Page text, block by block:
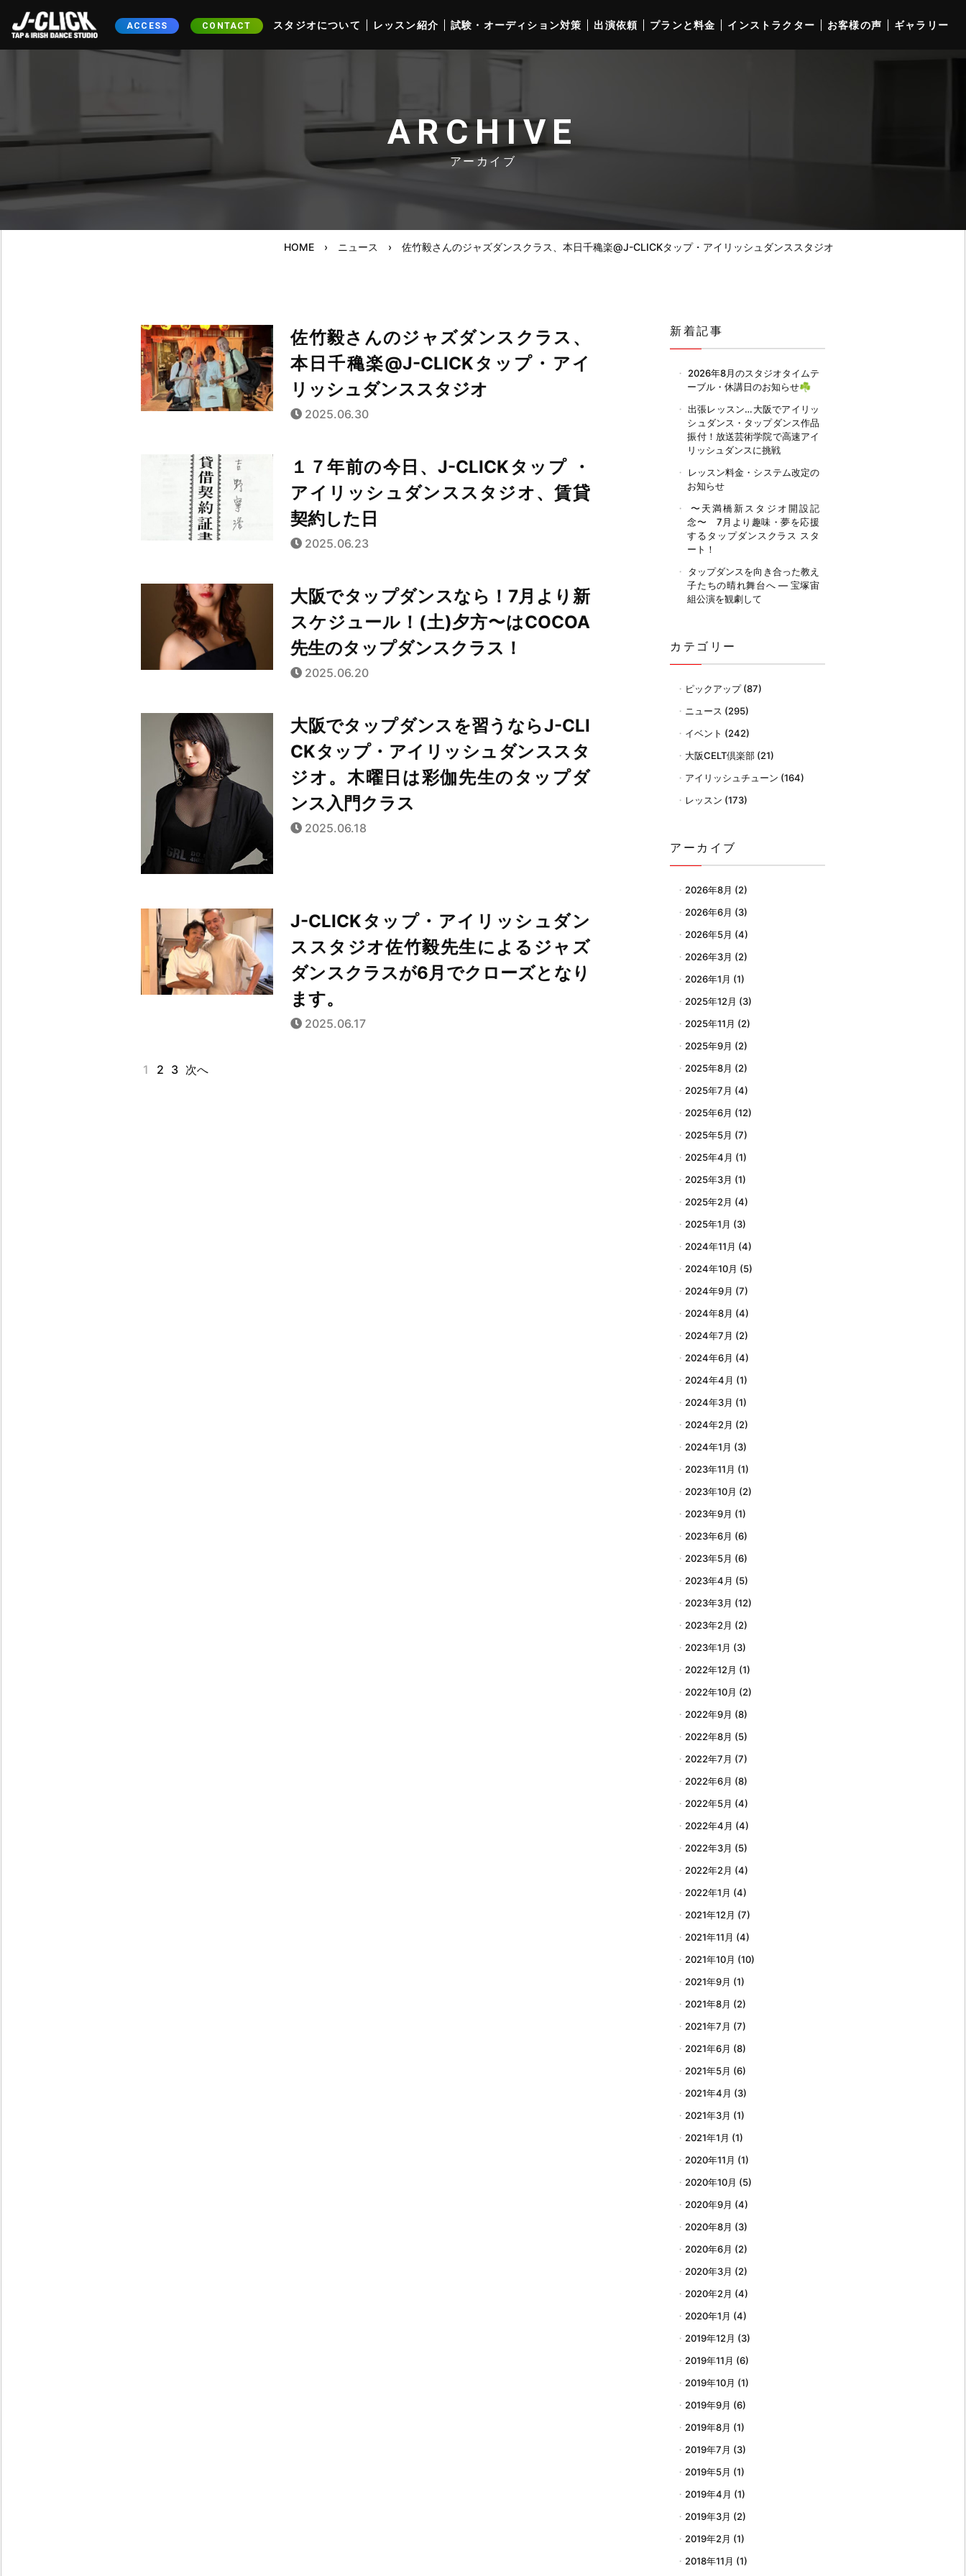
ACCESS CONTACT スタジオについて レッスン紹介 試験・オーディション対策 出演依頼 プランと料金 インストラクター お客様の声 ギャラリー
ARCHIVE
アーカイブ
HOME › ニュース › 佐竹毅さんのジャズダンスクラス、本日千穐楽@J-CLICKタップ・アイリッシュダンススタジオ
佐竹毅さんのジャズダンスクラス、
本日千穐楽@J-CLICKタップ・アイ
リッシュダンススタジオ
2025.06.30
１７年前の今日、J-CLICKタップ ・
アイリッシュダンススタジオ、賃貸
契約した日
2025.06.23
大阪でタップダンスなら！7月より新
スケジュール！(土)夕方〜はCOCOA
先生のタップダンスクラス！
2025.06.20
大阪でタップダンスを習うならJ-CLI
CKタップ・アイリッシュダンススタ
ジオ。木曜日は彩伽先生のタップダ
ンス入門クラス
2025.06.18
J-CLICKタップ・アイリッシュダン
ススタジオ佐竹毅先生によるジャズ
ダンスクラスが6月でクローズとなり
ます。
2025.06.17
1 2 3 次へ
新着記事
2026年8月のスタジオタイムテ
ーブル・休講日のお知らせ☘️
出張レッスン…大阪でアイリッ
シュダンス・タップダンス作品
振付！放送芸術学院で高速アイ
リッシュダンスに挑戦
レッスン料金・システム改定の
お知らせ
〜天満橋新スタジオ開設記
念〜 7月より趣味・夢を応援
するタップダンスクラス スタ
ート！
タップダンスを向き合った教え
子たちの晴れ舞台へ ― 宝塚宙
組公演を観劇して
カテゴリー
ピックアップ(87)
ニュース (295)
イベント (242)
大阪CELT倶楽部 (21)
アイリッシュチューン (164)
レッスン (173)
アーカイブ
2026年8月 (2)
2026年6月 (3)
2026年5月 (4)
2026年3月 (2)
2026年1月 (1)
2025年12月 (3)
2025年11月 (2)
2025年9月 (2)
2025年8月 (2)
2025年7月 (4)
2025年6月 (12)
2025年5月 (7)
2025年4月 (1)
2025年3月 (1)
2025年2月 (4)
2025年1月 (3)
2024年11月 (4)
2024年10月 (5)
2024年9月 (7)
2024年8月 (4)
2024年7月 (2)
2024年6月 (4)
2024年4月 (1)
2024年3月 (1)
2024年2月 (2)
2024年1月 (3)
2023年11月 (1)
2023年10月 (2)
2023年9月 (1)
2023年6月 (6)
2023年5月 (6)
2023年4月 (5)
2023年3月 (12)
2023年2月 (2)
2023年1月 (3)
2022年12月 (1)
2022年10月 (2)
2022年9月 (8)
2022年8月 (5)
2022年7月 (7)
2022年6月 (8)
2022年5月 (4)
2022年4月 (4)
2022年3月 (5)
2022年2月 (4)
2022年1月 (4)
2021年12月 (7)
2021年11月 (4)
2021年10月 (10)
2021年9月 (1)
2021年8月 (2)
2021年7月 (7)
2021年6月 (8)
2021年5月 (6)
2021年4月 (3)
2021年3月 (1)
2021年1月 (1)
2020年11月 (1)
2020年10月 (5)
2020年9月 (4)
2020年8月 (3)
2020年6月 (2)
2020年3月 (2)
2020年2月 (4)
2020年1月 (4)
2019年12月 (3)
2019年11月 (6)
2019年10月 (1)
2019年9月 (6)
2019年8月 (1)
2019年7月 (3)
2019年5月 (1)
2019年4月 (1)
2019年3月 (2)
2019年2月 (1)
2018年11月 (1)